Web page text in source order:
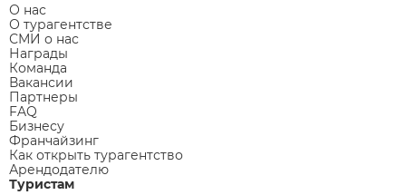
О нас
О турагентстве
СМИ о нас
Награды
Команда
Вакансии
Партнеры
FAQ
Бизнесу
Франчайзинг
Как открыть турагентство
Арендодателю
Туристам